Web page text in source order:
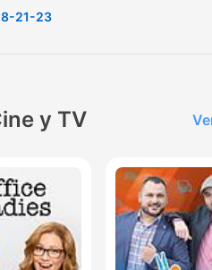
8-21-23
y TV